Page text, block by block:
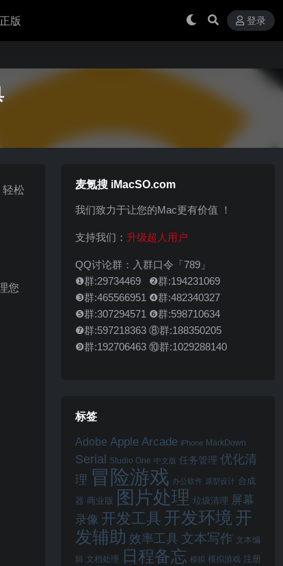
版 登录
轻松
您
麦氪搜 iMacSO.com
我们致力于让您的Mac更有价值 ！
支持我们： 升级超人用户
QQ讨论群：入群口令「789」
❶群:29734469 ❷群:194231069
❸群:465566951 ❹群:482340327
❺群:307294571 ❻群:598710634
❼群:597218363 ⑧群:188350205
❾群:192706463 ⑩群:1029288140
标签
Adobe Apple Arcade iPhone MarkDown
Serial Studio One 中文版 任务管理 优化清
理 冒险游戏 办公软件 原型设计 合成
器 商业版 图片处理 垃圾清理 屏幕
录像 开发工具 开发环境 开
发辅助 效率工具 文本写作 文本编
辑 文档处理 日程备忘 模拟 模拟游戏 注册